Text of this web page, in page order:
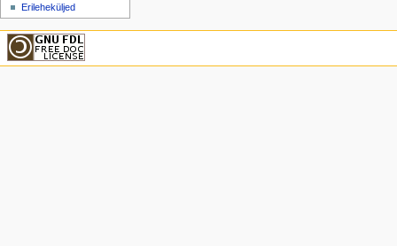
Erileheküljed